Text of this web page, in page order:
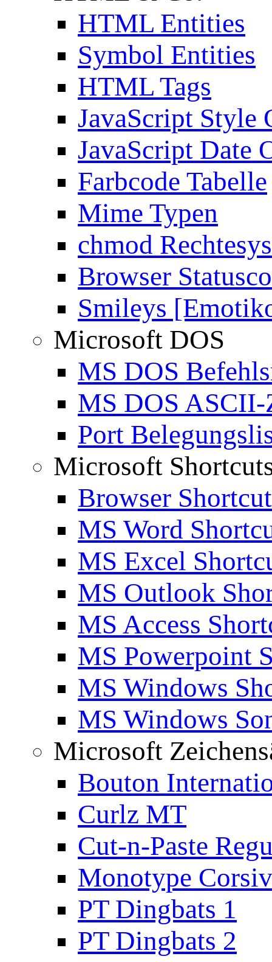
HTML Entities
Symbol Entities
HTML Tags
JavaScript Style
JavaScript Date
Farbcode Tabelle
Mime Typen
chmod
Browser
Smileys
Microsoft DOS
MS DOS
MS DOS ASCII-
Port
Microsoft
Browser
MS Word
MS Excel
MS Outlook
MS Access
MS Powerpoint
MS Windows
MS Windows
Microsoft
Bouton
Curlz MT
Cut-n-Paste
Monotype
PT Dingbats 1
PT Dingbats 2